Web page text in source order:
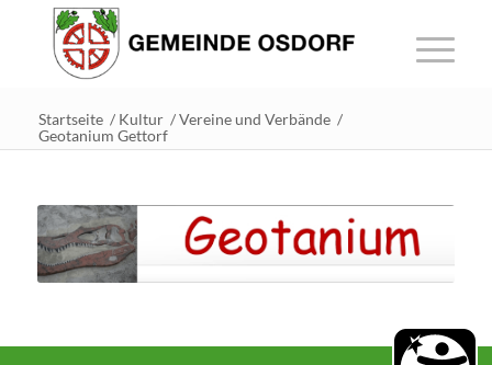
Startseite / Kultur / Vereine und Verbände /
Geotanium Gettorf